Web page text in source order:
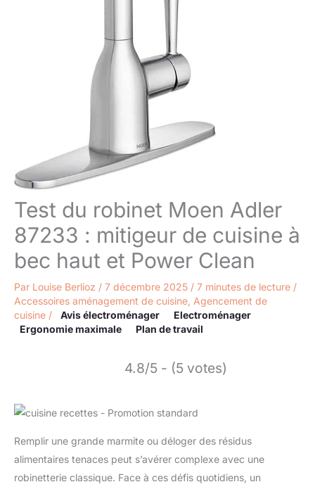
Test du robinet Moen Adler
87233 : mitigeur de cuisine à
bec haut et Power Clean
Par Louise Berlioz / 7 décembre 2025 / 7 minutes de lecture /
Accessoires aménagement de cuisine Agencement de
cuisine / Avis électroménager
Electroménager
Ergonomie maximale
Plan de travail
4.8/5 - (5 votes)
Remplir une grande marmite ou déloger des résidus
alimentaires tenaces peut s’avérer complexe avec une
robinetterie classique. Face à ces défis quotidiens, un